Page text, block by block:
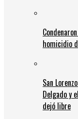
homicidio
San
Delgado y
dejó libre